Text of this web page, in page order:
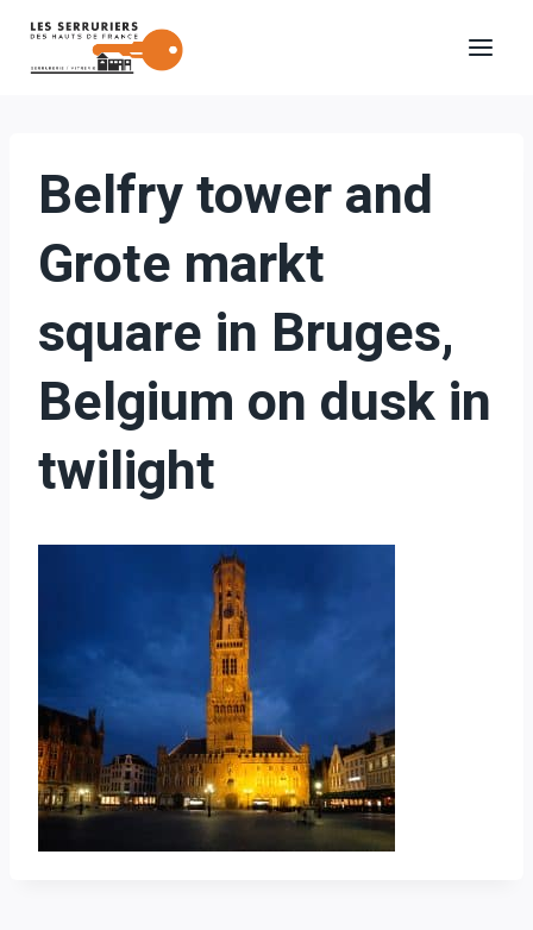
Aller
Belfry tower and
Grote markt
square in Bruges,
Belgium on dusk in
twilight